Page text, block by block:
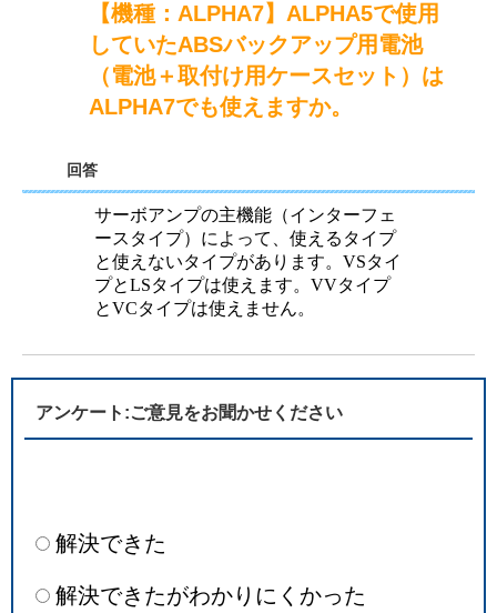
【機種：ALPHA7】ALPHA5で使用
していたABSバックアップ用電池
（電池＋取付け用ケースセット）は
ALPHA7でも使えますか。
回答
サーボアンプの主機能（インターフェ
ースタイプ）によって、使えるタイプ
と使えないタイプがあります。VSタイ
プとLSタイプは使えます。VVタイプ
とVCタイプは使えません。
アンケート:ご意見をお聞かせください
解決できた
解決できたがわかりにくかった